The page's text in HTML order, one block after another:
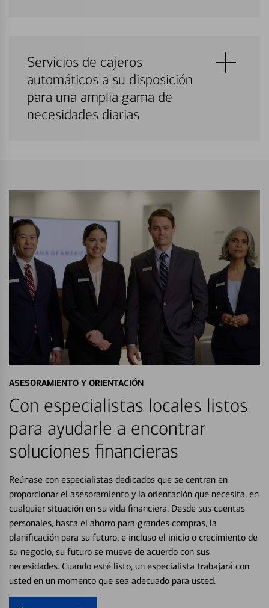
Servicios de cajeros
automáticos a su disposición
para una amplia gama de
necesidades diarias
ASESORAMIENTO Y ORIENTACIÓN
Con especialistas locales listos
para ayudarle a encontrar
soluciones financieras
Reúnase con especialistas dedicados que se centran en
proporcionar el asesoramiento y la orientación que necesita, en
cualquier situación en su vida financiera. Desde sus cuentas
personales, hasta el ahorro para grandes compras, la
planificación para su futuro, e incluso el inicio o crecimiento de
su negocio, su futuro se mueve de acuerdo con sus
necesidades. Cuando esté listo, un especialista trabajará con
usted en un momento que sea adecuado para usted.